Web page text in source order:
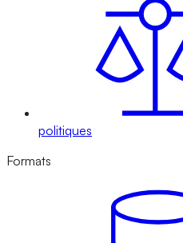
politiques
Formats